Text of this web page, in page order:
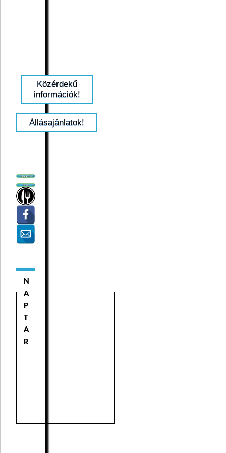
Közérdekű
információk!
Állásajánlatok!
N
A
P
T
Á
R